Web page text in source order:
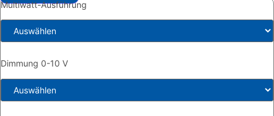
Multiwatt-Ausführung
Dimmung 0-10 V